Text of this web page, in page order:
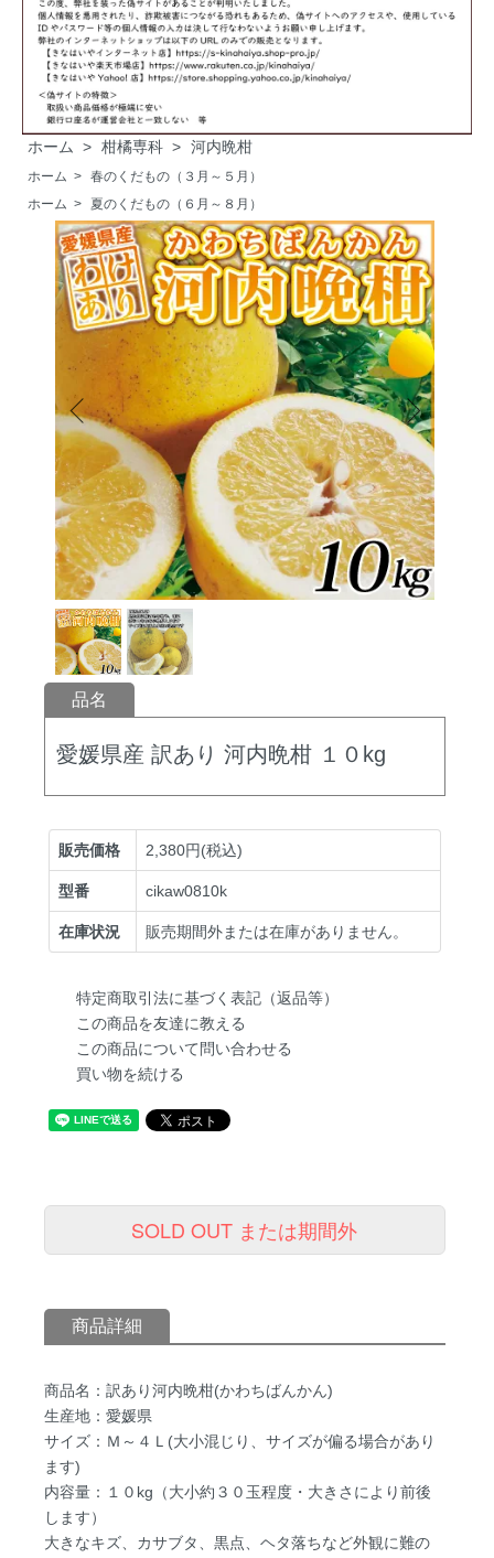
ホーム > 柑橘専科 > 河内晩柑
ホーム > 春のくだもの（３月～５月）
ホーム > 夏のくだもの（６月～８月）
品名
愛媛県産 訳あり 河内晩柑 １０kg
販売価格 2,380円(税込)
型番 cikaw0810k
在庫状況 販売期間外または在庫がありません。
特定商取引法に基づく表記（返品等）
この商品を友達に教える
この商品について問い合わせる
買い物を続ける
SOLD OUT または期間外
商品詳細
商品名：訳あり河内晩柑(かわちばんかん)
生産地：愛媛県
サイズ：Ｍ～４Ｌ(大小混じり、サイズが偏る場合があり
ます)
内容量：１０kg（大小約３０玉程度・大きさにより前後
します）
大きなキズ、カサブタ、黒点、ヘタ落ちなど外観に難の